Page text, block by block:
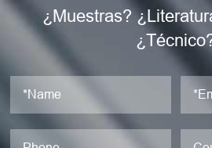
¿Muestras?